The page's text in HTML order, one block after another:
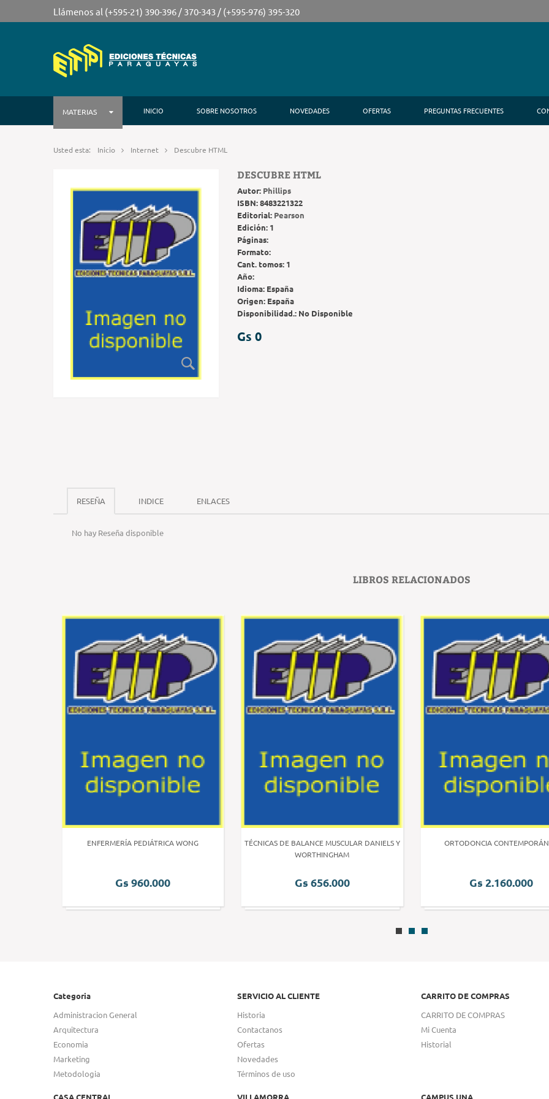
Llámenos al (+595-21) 390-396 / 370-343 / (+595-976) 395-320
MATERIAS INICIO SOBRE NOSOTROS NOVEDADES OFERTAS PREGUNTAS FRECUENTES
Usted esta: Inicio Internet Descubre HTML
DESCUBRE HTML
Autor: Phillips
ISBN:8483221322
Editorial: Pearson
Edición: 1
Páginas:
Formato:
Cant. tomos: 1
Año:
Idioma: España
Origen: España
Disponibilidad.: No Disponible
Gs 0
RESEÑA INDICE ENLACES
No hay Reseña disponible
LIBROS RELACIONADOS
ENFERMERÍA PEDIÁTRICA WONG
Gs 960.000
TÉCNICAS DE BALANCE MUSCULAR DANIELS Y
WORTHINGHAM
Gs 656.000
ORTODONCIA
Gs 2.160.000
Categoria
Administracion General
Arquitectura
Economia
Marketing
Metodologia
SERVICIO AL CLIENTE
Historia
Contactanos
Ofertas
Novedades
Términos de uso
CARRITO DE COMPRAS
CARRITO DE COMPRAS
Mi Cuenta
Historial
CASA CENTRAL VILLAMORRA CAMPUS UNA